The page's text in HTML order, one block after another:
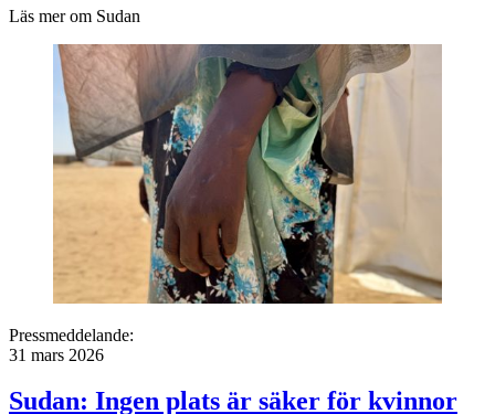
Läs mer om Sudan
Pressmeddelande:
31 mars 2026
Sudan: Ingen plats är säker för kvinnor